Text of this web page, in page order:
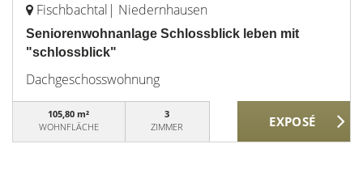
Fischbachtal| Niedernhausen
Seniorenwohnanlage Schlossblick leben mit
"schlossblick"
Dachgeschosswohnung
105,80 m²
WOHNFLÄCHE
3
ZIMMER